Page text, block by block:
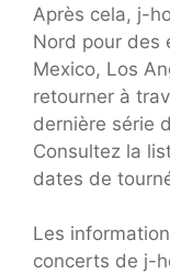
Après cela, j-
Nord pour des
Mexico, Los
retourner à
dernière série
Consultez la
dates de
Les
concerts de j-